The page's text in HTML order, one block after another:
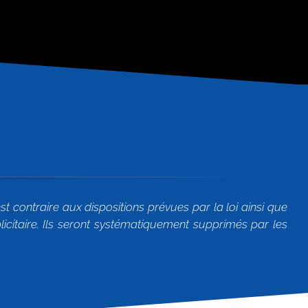
contraire aux dispositions prévues par la loi ainsi que
Ils seront systématiquement supprimés par les